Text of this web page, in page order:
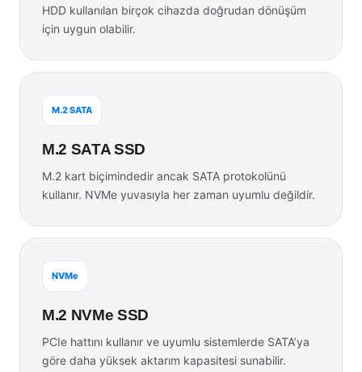
HDD kullanılan birçok cihazda doğrudan dönüşüm
için uygun olabilir.
M.2 SATA
M.2 SATA SSD
M.2 kart biçimindedir ancak SATA protokolünü
kullanır. NVMe yuvasıyla her zaman uyumlu değildir.
NVMe
M.2 NVMe SSD
PCIe hattını kullanır ve uyumlu sistemlerde SATA’ya
göre daha yüksek aktarım kapasitesi sunabilir.